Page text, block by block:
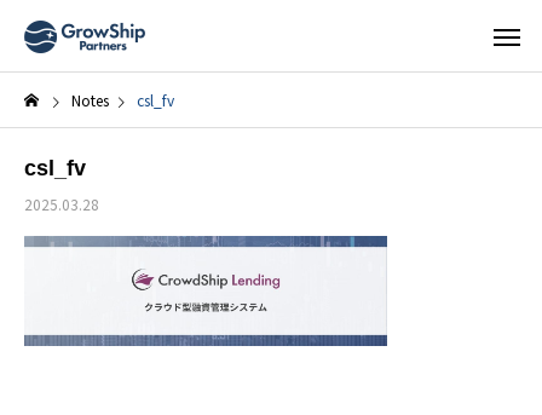
Notes csl_fv
csl_fv
2025.03.28